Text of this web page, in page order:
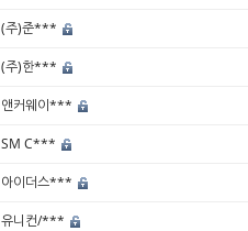
(주)준***
(주)한***
앤커웨이***
SM C***
아이더스***
유니컨/***